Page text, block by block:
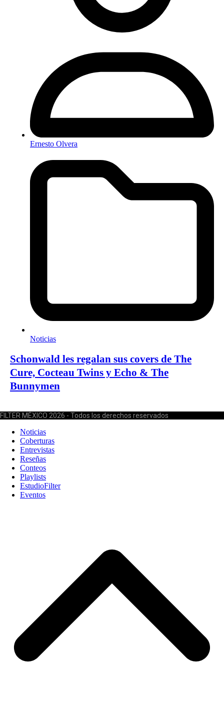
Ernesto Olvera
Noticias
Schonwald les regalan sus covers de The
Cure, Cocteau Twins y Echo & The
Bunnymen
FILTER MÉXICO 2026 - Todos los derechos reservados
Noticias
Coberturas
Entrevistas
Reseñas
Conteos
Playlists
EstudioFilter
Eventos